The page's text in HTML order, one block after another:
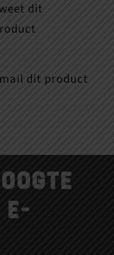
dit
dit product